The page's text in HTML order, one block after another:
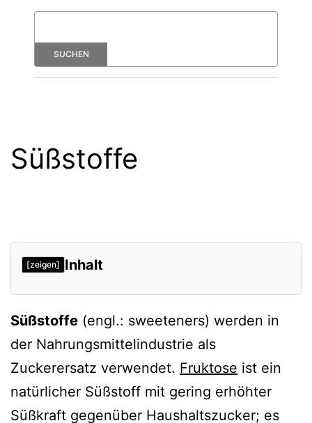
Süßstoffe
[zeigen] Inhalt
Allgemeines
Einteilung
Einzelne Süßstoffe
Süßstoffe der ersten Generation
Süßstoffe der neuen Generation
Süßstoffe (engl.: sweeteners) werden in
der Nahrungsmittelindustrie als
Zuckerersatz verwendet. Fruktose ist ein
natürlicher Süßstoff mit gering erhöhter
Süßkraft gegenüber Haushaltszucker; es